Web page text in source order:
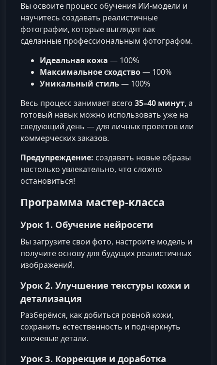
Вы освоите процесс обучения ИИ‑модели и
научитесь создавать реалистичные
фотографии, которые выглядят как
сделанные профессиональным фотографом.
Идеальная кожа — 100%
Максимальное сходство— 100%
Уникальный стиль— 100%
Весь процесс занимает всего 35–40 минут, а
готовый навык можно использовать уже на
следующий день — для личных проектов или
коммерческих заказов.
Предупреждение: создавать новые образы
настолько увлекательно, что сложно
остановиться!
Программа мастер‑класса
Урок 1. Обучение нейросети
Вы загрузите свои фото, настроите модель и
получите основу для будущих реалистичных
изображений.
Урок 2. Улучшение текстуры кожи и
детализация
Разберёмся, как добиться ровной кожи,
сохранить естественность и подчеркнуть
ключевые детали.
Урок 3. Коррекция и доработка